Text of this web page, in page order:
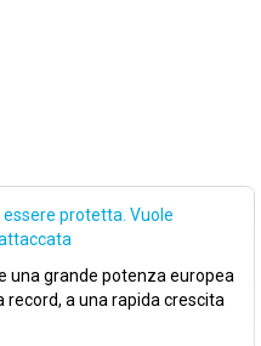
essere protetta. Vuole
una grande potenza europea
record, a una rapida crescita